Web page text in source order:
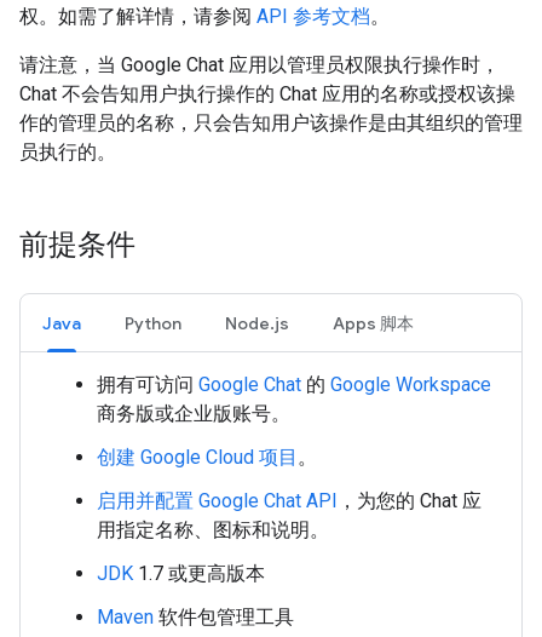
权。如需了解详情，请参阅 API 参考文档。
请注意，当 Google Chat 应用以管理员权限执行操作时，
Chat 不会告知用户执行操作的 Chat 应用的名称或授权该操
作的管理员的名称，只会告知用户该操作是由其组织的管理
员执行的。
前提条件
Java Python Node.js Apps 脚本
拥有可访问 Google Chat 的 Google Workspace
商务版或企业版账号。
创建 Google Cloud 项目 。
启用并配置 Google Chat API ，为您的 Chat 应
用指定名称、图标和说明。
JDK 1.7 或更高版本
Maven 软件包管理工具